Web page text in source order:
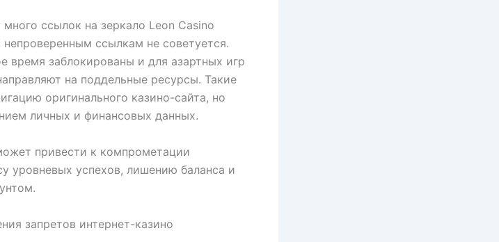
ссылок на зеркало Leon Casino
ссылкам не советуется.
время заблокированы и для азартных игр
на поддельные ресурсы. Такие
оригинального казино-сайта, но
личных и финансовых данных.
привести к компрометации
уровневых успехов, лишению баланса и
запретов интернет-казино